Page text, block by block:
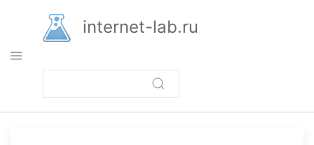
основному
содержанию
internet-lab.ru